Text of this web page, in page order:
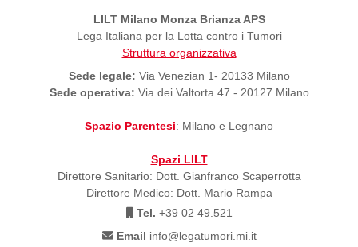
LILT Milano Monza Brianza APS
Lega Italiana per la Lotta contro i Tumori
Struttura organizzativa
Sede legale: Via Venezian 1- 20133 Milano
Sede operativa: Via dei Valtorta 47 - 20127 Milano
Spazio Parentesi: Milano e Legnano
Spazi LILT
Direttore Sanitario: Dott. Gianfranco Scaperrotta
Direttore Medico: Dott. Mario Rampa
Tel. +39 02 49.521
Email info@legatumori.mi.it